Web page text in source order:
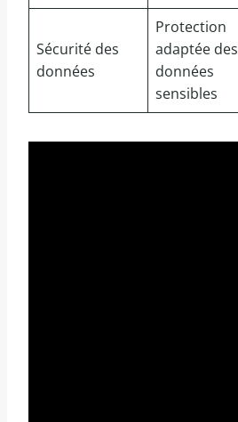
Sécurité des
données
Protection
adaptée des
données
sensibles